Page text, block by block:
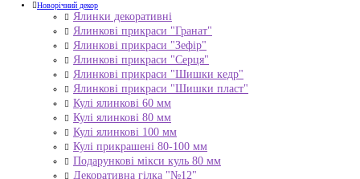
Новорічний декор
Ялинки декоративні
Ялинкові прикраси "Гранат"
Ялинкові прикраси "Зефір"
Ялинкові прикраси "Серця"
Ялинкові прикраси "Шишки кедр"
Ялинкові прикраси "Шишки пласт"
Кулі ялинкові 60 мм
Кулі ялинкові 80 мм
Кулі ялинкові 100 мм
Кулі прикрашені 80-100 мм
Подарункові мікси куль 80 мм
Декоративна гілка "№12"